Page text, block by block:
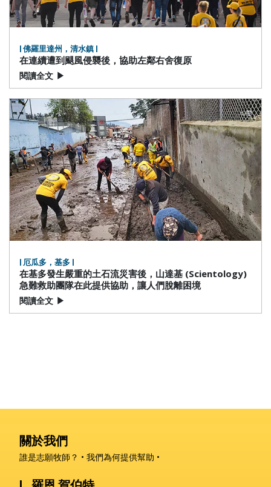
|佛羅里達州，清水鎮 |
在連續遭到颶風侵襲後，協助左鄰右舍復原
閱讀全文 ▶
| 厄瓜多，基多 |
在基多發生嚴重的土石流災害後，山達基 (Scientology)
急難救助團隊在此提供協助，讓人們脫離困境
閱讀全文 ▶
關於我們
誰是志願牧師？ 我們為何提供幫助